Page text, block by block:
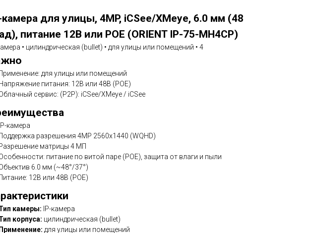
камера для улицы, 4MP, iCSee/XMeye, 6.0 мм (48
питание 12В или POE (ORIENT IP-75-MH4CP)
• цилиндрическая (bullet) • для улицы или помещений • 4
Применение: для улицы или помещений
питания: 12В или 48В (POE)
сервис: (P2P): iCSee/XMeye / iCSee
IP-камера
Поддержка разрешения 4MP 2560x1440 (WQHD)
матрицы 4 МП
питание по витой паре (POE), защита от влаги и пыли
6.0 мм (~48°/37°)
Питание: 12В или 48В (POE)
камеры: IP-камера
корпуса: цилиндрическая (bullet)
Применение: для улицы или помещений